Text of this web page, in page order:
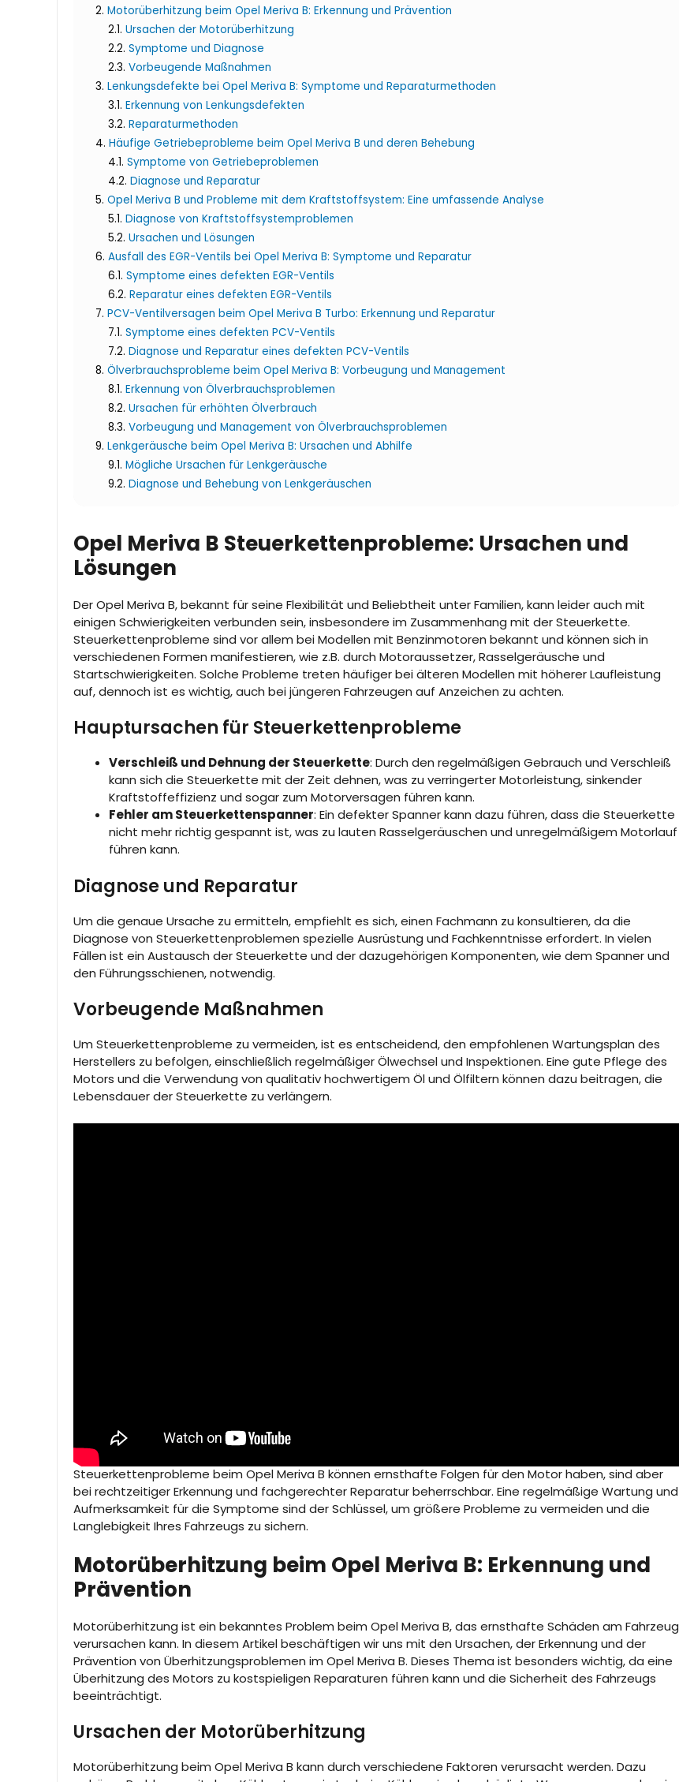
Motorüberhitzung beim Opel Meriva B: Erkennung und Prävention
Ursachen der Motorüberhitzung
Symptome und Diagnose
Vorbeugende Maßnahmen
Lenkungsdefekte bei Opel Meriva B: Symptome und Reparaturmethoden
Erkennung von Lenkungsdefekten
Reparaturmethoden
Häufige Getriebeprobleme beim Opel Meriva B und deren Behebung
Symptome von Getriebeproblemen
Diagnose und Reparatur
Opel Meriva B und Probleme mit dem Kraftstoffsystem: Eine umfassende Analyse
Diagnose von Kraftstoffsystemproblemen
Ursachen und Lösungen
Ausfall des EGR-Ventils bei Opel Meriva B: Symptome und Reparatur
Symptome eines defekten EGR-Ventils
Reparatur eines defekten EGR-Ventils
PCV-Ventilversagen beim Opel Meriva B Turbo: Erkennung und Reparatur
Symptome eines defekten PCV-Ventils
Diagnose und Reparatur eines defekten PCV-Ventils
Ölverbrauchsprobleme beim Opel Meriva B: Vorbeugung und Management
Erkennung von Ölverbrauchsproblemen
Ursachen für erhöhten Ölverbrauch
Vorbeugung und Management von Ölverbrauchsproblemen
Lenkgeräusche beim Opel Meriva B: Ursachen und Abhilfe
Mögliche Ursachen für Lenkgeräusche
Diagnose und Behebung von Lenkgeräuschen
Opel Meriva B Steuerkettenprobleme: Ursachen und
Lösungen
Der Opel Meriva B, bekannt für seine Flexibilität und Beliebtheit unter Familien, kann leider auch mit
einigen Schwierigkeiten verbunden sein, insbesondere im Zusammenhang mit der Steuerkette.
Steuerkettenprobleme sind vor allem bei Modellen mit Benzinmotoren bekannt und können sich in
verschiedenen Formen manifestieren, wie z.B. durch Motoraussetzer, Rasselgeräusche und
Startschwierigkeiten. Solche Probleme treten häufiger bei älteren Modellen mit höherer Laufleistung
auf, dennoch ist es wichtig, auch bei jüngeren Fahrzeugen auf Anzeichen zu achten.
Hauptursachen für Steuerkettenprobleme
Verschleiß und Dehnung der Steuerkette: Durch den regelmäßigen Gebrauch und Verschleiß
kann sich die Steuerkette mit der Zeit dehnen, was zu verringerter Motorleistung, sinkender
Kraftstoffeffizienz und sogar zum Motorversagen führen kann.
Fehler am Steuerkettenspanner: Ein defekter Spanner kann dazu führen, dass die Steuerkette
nicht mehr richtig gespannt ist, was zu lauten Rasselgeräuschen und unregelmäßigem Motorlauf
führen kann.
Diagnose und Reparatur
Um die genaue Ursache zu ermitteln, empfiehlt es sich, einen Fachmann zu konsultieren, da die
Diagnose von Steuerkettenproblemen spezielle Ausrüstung und Fachkenntnisse erfordert. In vielen
Fällen ist ein Austausch der Steuerkette und der dazugehörigen Komponenten, wie dem Spanner und
den Führungsschienen, notwendig.
Vorbeugende Maßnahmen
Um Steuerkettenprobleme zu vermeiden, ist es entscheidend, den empfohlenen Wartungsplan des
Herstellers zu befolgen, einschließlich regelmäßiger Ölwechsel und Inspektionen. Eine gute Pflege des
Motors und die Verwendung von qualitativ hochwertigem Öl und Ölfiltern können dazu beitragen, die
Lebensdauer der Steuerkette zu verlängern.
Steuerkettenprobleme beim Opel Meriva B können ernsthafte Folgen für den Motor haben, sind aber
bei rechtzeitiger Erkennung und fachgerechter Reparatur beherrschbar. Eine regelmäßige Wartung und
Aufmerksamkeit für die Symptome sind der Schlüssel, um größere Probleme zu vermeiden und die
Langlebigkeit Ihres Fahrzeugs zu sichern.
Motorüberhitzung beim Opel Meriva B: Erkennung und
Prävention
Motorüberhitzung ist ein bekanntes Problem beim Opel Meriva B, das ernsthafte Schäden am Fahrzeug
verursachen kann. In diesem Artikel beschäftigen wir uns mit den Ursachen, der Erkennung und der
Prävention von Überhitzungsproblemen im Opel Meriva B. Dieses Thema ist besonders wichtig, da eine
Überhitzung des Motors zu kostspieligen Reparaturen führen kann und die Sicherheit des Fahrzeugs
beeinträchtigt.
Ursachen der Motorüberhitzung
Motorüberhitzung beim Opel Meriva B kann durch verschiedene Faktoren verursacht werden. Dazu